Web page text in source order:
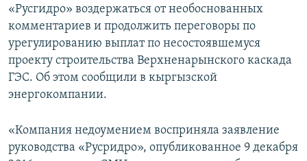
«Русгидро» воздержаться от необоснованных
комментариев и продолжить переговоры по
урегулированию выплат по несостоявшемуся
проекту строительства Верхненарынского каскада
ГЭС. Об этом сообщили в кыргызской
энергокомпании.
«Компания недоумением восприняла заявление
руководства «Русридро», опубликованное 9 декабря